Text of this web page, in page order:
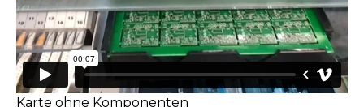
Karte ohne Komponenten